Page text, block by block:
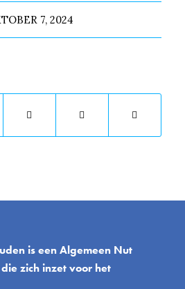
7, 2024
is een Algemeen Nut
zich inzet voor het